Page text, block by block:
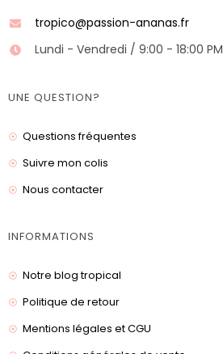
tropico@passion-ananas.fr
Lundi - Vendredi / 9:00 - 18:00 PM
UNE QUESTION?
Questions fréquentes
Suivre mon colis
Nous contacter
INFORMATIONS
Notre blog tropical
Politique de retour
Mentions légales et CGU